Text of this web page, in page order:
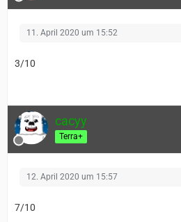
11. April 2020 um 15:52
3/10
cacyy
Terra+
12. April 2020 um 15:57
7/10